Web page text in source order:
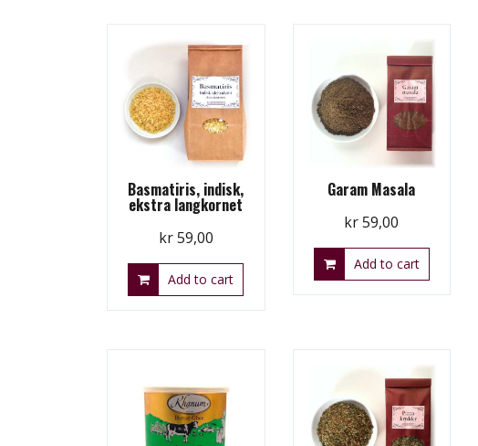
Basmatiris, indisk,
ekstra langkornet
kr59,00
Add to cart
Garam Masala
kr59,00
Add to cart